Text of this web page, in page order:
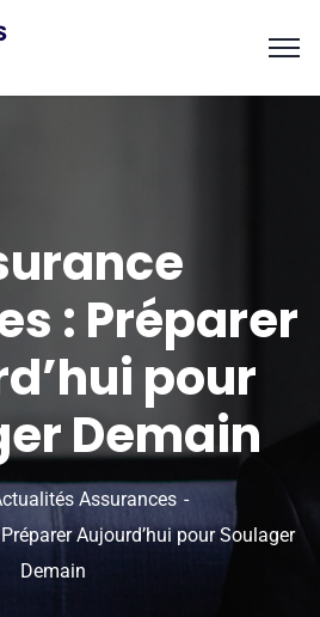
: Préparer
pour
Demain
Assurances
Aujourd’hui pour Soulager
Demain